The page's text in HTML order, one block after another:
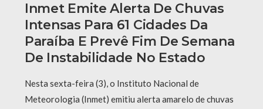
Inmet Emite Alerta De Chuvas
Intensas Para 61 Cidades Da
Paraíba E Prevê Fim De Semana
De Instabilidade No Estado
Nesta sexta-feira (3), o Instituto Nacional de
Meteorologia (Inmet) emitiu alerta amarelo de chuvas